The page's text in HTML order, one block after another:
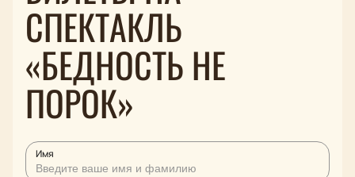
СПЕКТАКЛЬ
«БЕДНОСТЬ НЕ
ПОРОК»
Имя